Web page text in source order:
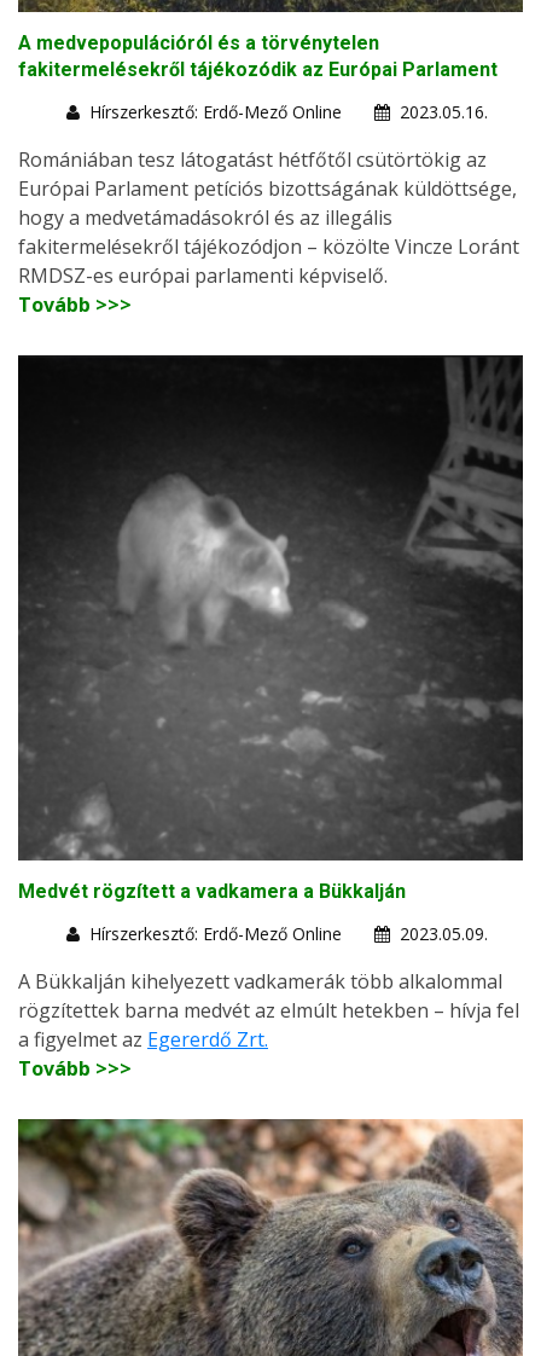
A medvepopulációról és a törvénytelen
fakitermelésekről tájékozódik az Európai Parlament
Hírszerkesztő: Erdő-Mező Online
2023.05.16.
Romániában tesz látogatást hétfőtől csütörtökig az
Európai Parlament petíciós bizottságának küldöttsége,
hogy a medvetámadásokról és az illegális
fakitermelésekről tájékozódjon – közölte Vincze Loránt
RMDSZ-es európai parlamenti képviselő.
Tovább >>>
Medvét rögzített a vadkamera a Bükkalján
Hírszerkesztő: Erdő-Mező Online
2023.05.09.
A Bükkalján kihelyezett vadkamerák több alkalommal
rögzítettek barna medvét az elmúlt hetekben – hívja fel
a figyelmet az Egererdő Zrt.
Tovább >>>